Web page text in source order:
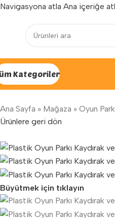
Navigasyona atla Ana içeriğe
Yenilenen arayüzümüz ile
Kategoriler
Ana Sayfa » Mağaza » Oyun
Ürünlere geri dön
Büyütmek için tıklayın